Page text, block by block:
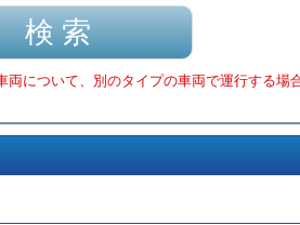
について、別のタイプの車両で運行する場